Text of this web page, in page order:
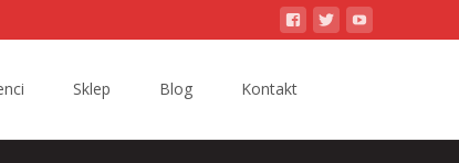
Sklep Blog Kontakt